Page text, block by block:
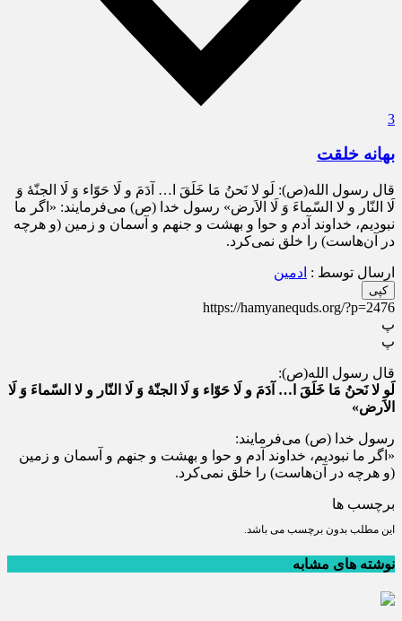
3
بهانه خلقت
قال رسول الله(ص): لَو لا نَحنُ مَا خَلَقَ ا… آدَمَ و لَا حَوّاء وَ لَا الجنّۀ وَ
لَا النّار و لا السّماءَ وَ لَا الاَرض» رسول خدا (ص) می‌فرمایند: «اگر ما
نبودیم، خداوند آدم و حوا و بهشت و جنهم و آسمان و زمین (و هرچه
در آن‌هاست) را خلق نمی‌کرد.
ارسال توسط : ادمین
کپی
https://hamyanequds.org/?p=2476
پ
پ
قال رسول الله(ص):
لَو لا نَحنُ مَا خَلَقَ ا… آدَمَ و لَا حَوّاء وَ لَا الجنّۀ وَ لَا النّار و لا السّماءَ وَ لَا
الاَرض»
رسول خدا (ص) می‌فرمایند:
«اگر ما نبودیم، خداوند آدم و حوا و بهشت و جنهم و آسمان و زمین
(و هرچه در آن‌هاست) را خلق نمی‌کرد.
برچسب ها
این مطلب بدون برچسب می باشد.
نوشته های مشابه